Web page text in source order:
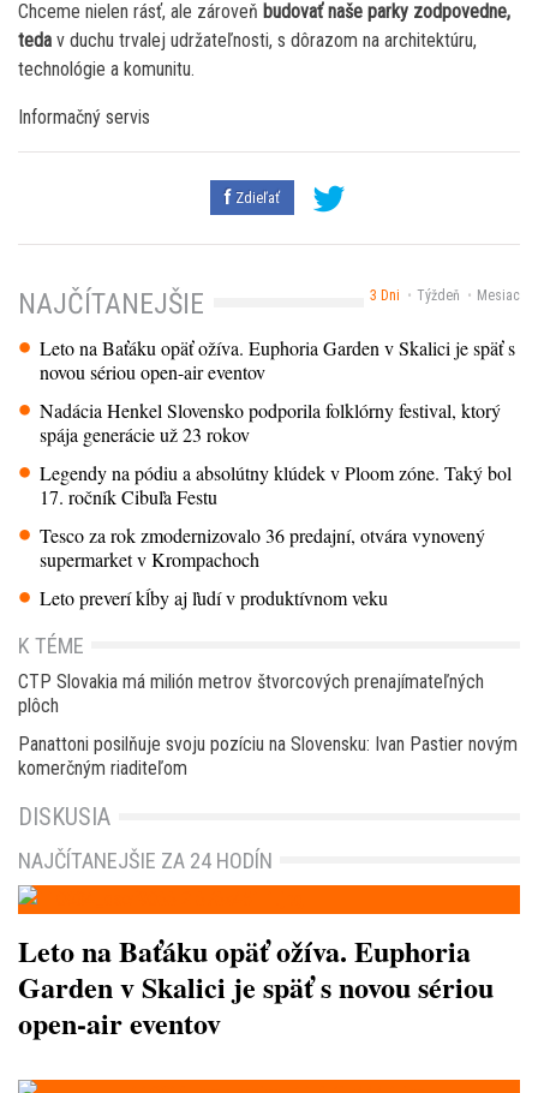
Chceme nielen rásť, ale zároveň budovať naše parky zodpovedne,
teda v duchu trvalej udržateľnosti, s dôrazom na architektúru,
technológie a komunitu.
Informačný servis
Zdieľať
3 Dni Týždeň Mesiac
NAJČÍTANEJŠIE
Leto na Baťáku opäť ožíva. Euphoria Garden v Skalici je späť s
novou sériou open-air eventov
Nadácia Henkel Slovensko podporila folklórny festival, ktorý
spája generácie už 23 rokov
Legendy na pódiu a absolútny klúdek v Ploom zóne. Taký bol
17. ročník Cibuľa Festu
Tesco za rok zmodernizovalo 36 predajní, otvára vynovený
supermarket v Krompachoch
Leto preverí kĺby aj ľudí v produktívnom veku
K TÉME
CTP Slovakia má milión metrov štvorcových prenajímateľných
plôch
Panattoni posilňuje svoju pozíciu na Slovensku: Ivan Pastier novým
komerčným riaditeľom
DISKUSIA
NAJČÍTANEJŠIE ZA 24 HODÍN
Leto na Baťáku opäť ožíva. Euphoria
Garden v Skalici je späť s novou sériou
open-air eventov